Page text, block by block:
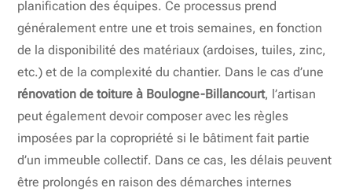
planification des équipes. Ce processus prend
généralement entre une et trois semaines, en fonction
de la disponibilité des matériaux (ardoises, tuiles, zinc,
etc.) et de la complexité du chantier. Dans le cas d’une
rénovation de toiture à Boulogne-Billancourt, l’artisan
peut également devoir composer avec les règles
imposées par la copropriété si le bâtiment fait partie
d’un immeuble collectif. Dans ce cas, les délais peuvent
être prolongés en raison des démarches internes